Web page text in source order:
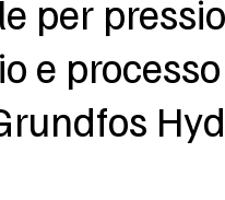
per
e processo